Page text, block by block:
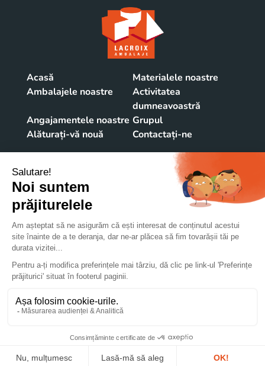
Acasă
Materialele noastre
Ambalajele noastre
Activitatea
dumneavoastră
Angajamentele noastre Grupul
Alăturați-vă nouă
Contactați-ne
CONTACTAȚI-NE
Str Viilor 146 A
545400 SIGHISOARA
ROMÂNIA
+40 265 773 046
@Lacroix-emballages
© 2022 Groupe Lacroix
Date cu caracter personal Planul site-ului